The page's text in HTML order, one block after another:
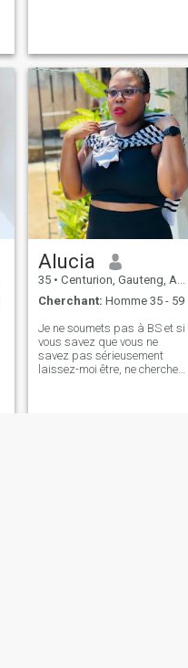
Alucia
35 • Centurion, Gauteng, Afrique du Sud
Cherchant: Homme 35 - 59
Je ne soumets pas à BS et si
vous savez que vous ne
savez pas sérieusement
laissez-moi être, ne cherchez